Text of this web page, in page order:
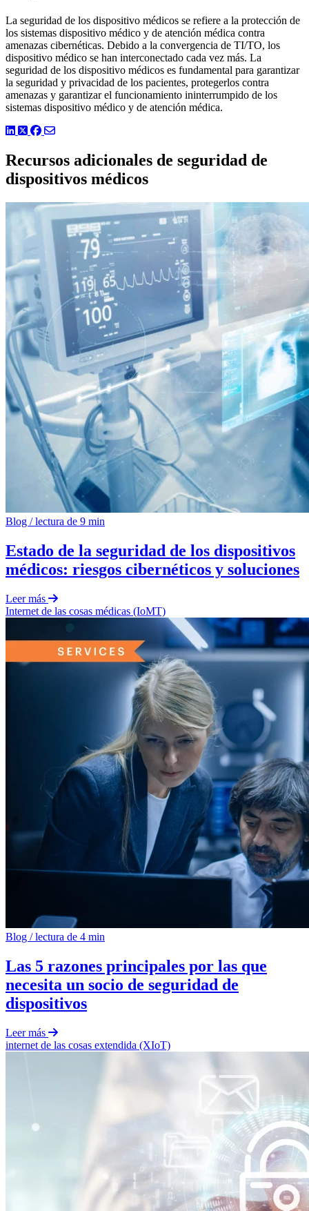
La seguridad de los dispositivo médicos se refiere a la protección de
los sistemas dispositivo médico y de atención médica contra
amenazas cibernéticas. Debido a la convergencia de TI/TO, los
dispositivo médico se han interconectado cada vez más. La
seguridad de los dispositivo médicos es fundamental para garantizar
la seguridad y privacidad de los pacientes, protegerlos contra
amenazas y garantizar el funcionamiento ininterrumpido de los
sistemas dispositivo médico y de atención médica.
LinkedIn
TwitterFacebook
Recursos adicionales de seguridad de
dispositivos médicos
Blog /lectura de 9 min
Estado de la seguridad de los dispositivos
médicos: riesgos cibernéticos y soluciones
Leer más
Internet de las cosas médicas (IoMT)
Blog /lectura de 4 min
Las 5 razones principales por las que
necesita un socio de seguridad de
dispositivos
Leer más
internet de las cosas extendida (XIoT)